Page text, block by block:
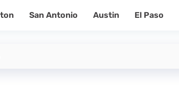
San Antonio Austin El Paso